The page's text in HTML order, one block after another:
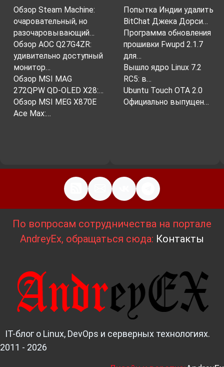
Обзор Steam Machine:
очаровательный, но
разочаровывающий…
Обзор AOC Q27G4ZR:
удивительно доступный
монитор…
Обзор MSI MAG
272QPW QD-OLED X28:…
Обзор MSI MEG X870E
Ace Max:…
Попытка Индии удалить
BitChat Джека Дорси…
Программа обновления
прошивки Fwupd 2.1.7
для…
Вышло ядро ​​Linux 7.2
RC5: в…
Ubuntu Touch OTA 2.0
Официально выпущен…
По вопросам сотрудничества на портале
AndreyEx, обращаться сюда: Контакты
IT-блог о Linux, DevOps и серверных технологиях.
2011 - 2026